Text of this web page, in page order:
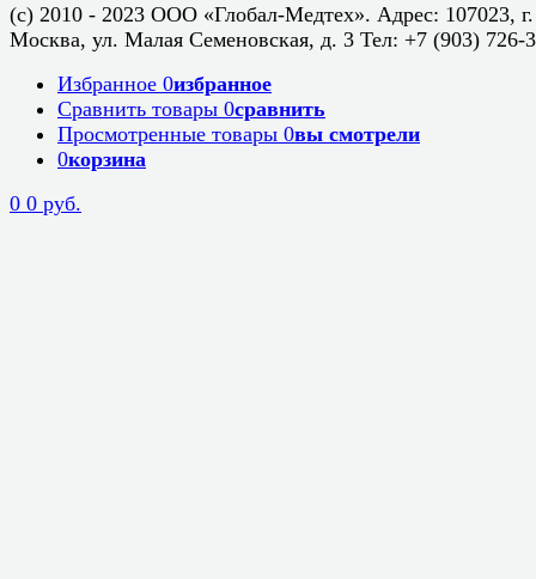
(c) 2010 - 2023 ООО «Глобал-Медтех». Адрес: 107023, г.
Москва, ул. Малая Семеновская, д. 3 Тел: +7 (903) 726-
Избранное 0избранное
Сравнить товары 0сравнить
Просмотренные товары 0вы смотрели
0корзина
0 0 руб.